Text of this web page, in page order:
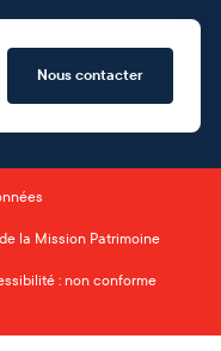
Nous contacter
la Mission Patrimoine
: non conforme